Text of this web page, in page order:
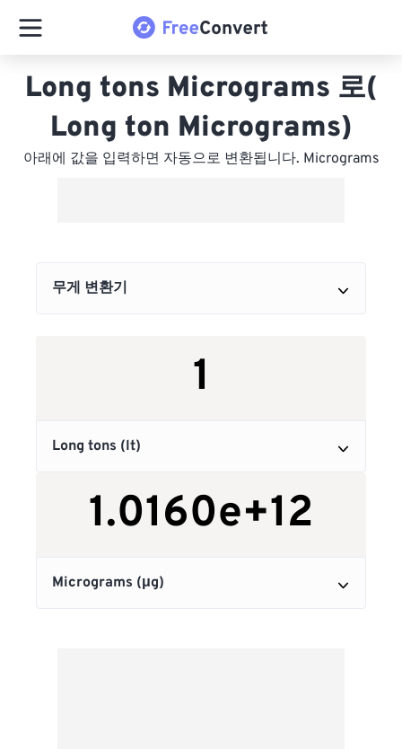
Long tons Micrograms 로(
Long ton Micrograms)
아래에 값을 입력하면 자동으로 변환됩니다. Micrograms